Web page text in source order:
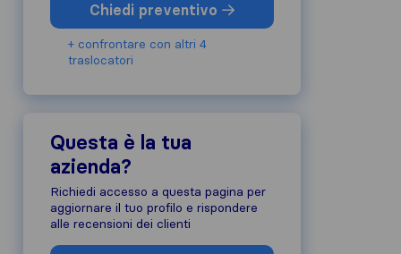
Chiedi preventivo
+ confrontare con altri 4
traslocatori
Questa è la tua
azienda?
Richiedi accesso a questa pagina per
aggiornare il tuo profilo e rispondere
alle recensioni dei clienti